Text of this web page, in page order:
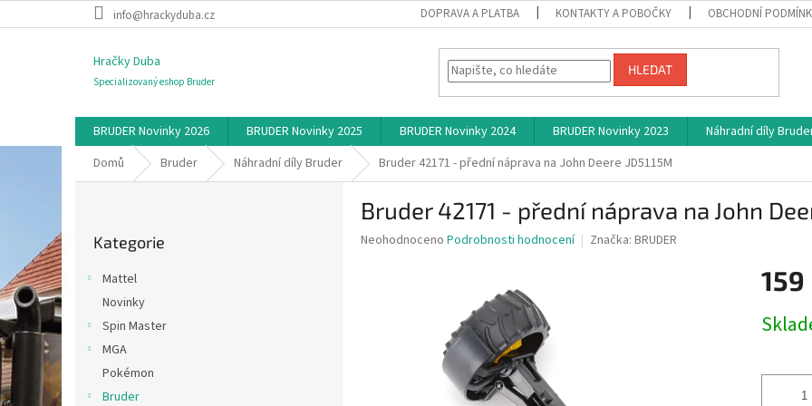
na
info@hrackyduba.cz DOPRAVA A PLATBA KONTAKTY A POBOČKY OBCHODNÍ
Hračky Duba
Specializovaný eshop Bruder
HLEDAT
BRUDER Novinky 2026 BRUDER Novinky 2025 BRUDER Novinky 2024 BRUDER Novinky 2023 Náhradní díly
Domů
Bruder Náhradní díly Bruder Bruder 42171 - přední náprava na John Deere JD5115M
kategorie
Kategorie
Mattel
Novinky
Spin Master
MGA
Pokémon
Bruder
Bruder 42171 - přední náprava na John
Průměrné
Neohodnoceno Podrobnosti hodnocení Značka: BRUDER
159
cena: